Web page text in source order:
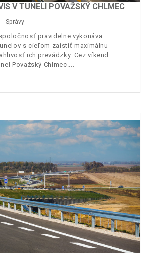
V TUNELI POVAŽSKÝ CHLMEC
Správy
pravidelne vykonáva
s cieľom zaistiť maximálnu
ich prevádzky. Cez víkend
Považský Chlmec.